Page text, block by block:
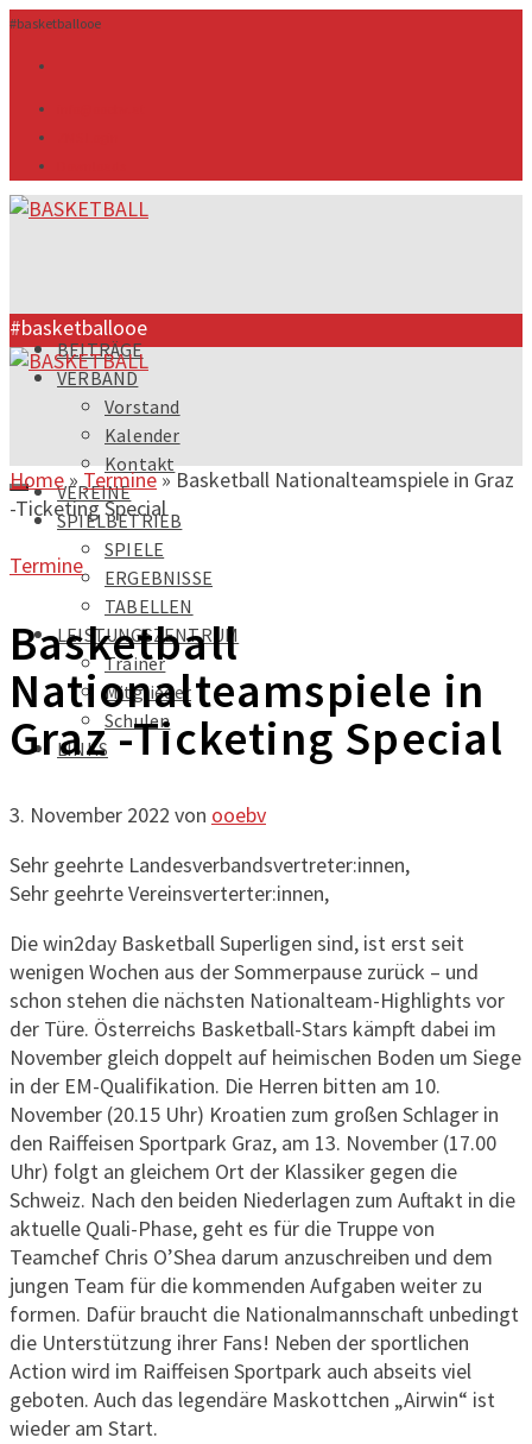
#basketballooe
BEITRÄGE
VERBAND
Vorstand
Kalender
Kontakt
VEREINE
SPIELBETRIEB
SPIELE
ERGEBNISSE
TABELLEN
LEISTUNGSZENTRUM
Trainer
Mitglieder
Schulen
LINKS
#basketballooe
Home» Termine» Basketball Nationalteamspiele in Graz
-Ticketing Special
Termine
Basketball
Nationalteamspiele in
Graz -Ticketing Special
3. November 2022 von ooebv
Sehr geehrte Landesverbandsvertreter:innen,
Sehr geehrte Vereinsverterter:innen,
Die win2day Basketball Superligen sind, ist erst seit
wenigen Wochen aus der Sommerpause zurück – und
schon stehen die nächsten Nationalteam-Highlights vor
der Türe. Österreichs Basketball-Stars kämpft dabei im
November gleich doppelt auf heimischen Boden um Siege
in der EM-Qualifikation. Die Herren bitten am 10.
November (20.15 Uhr) Kroatien zum großen Schlager in
den Raiffeisen Sportpark Graz, am 13. November (17.00
Uhr) folgt an gleichem Ort der Klassiker gegen die
Schweiz. Nach den beiden Niederlagen zum Auftakt in die
aktuelle Quali-Phase, geht es für die Truppe von
Teamchef Chris O’Shea darum anzuschreiben und dem
jungen Team für die kommenden Aufgaben weiter zu
formen. Dafür braucht die Nationalmannschaft unbedingt
die Unterstützung ihrer Fans! Neben der sportlichen
Action wird im Raiffeisen Sportpark auch abseits viel
geboten. Auch das legendäre Maskottchen „Airwin“ ist
wieder am Start.